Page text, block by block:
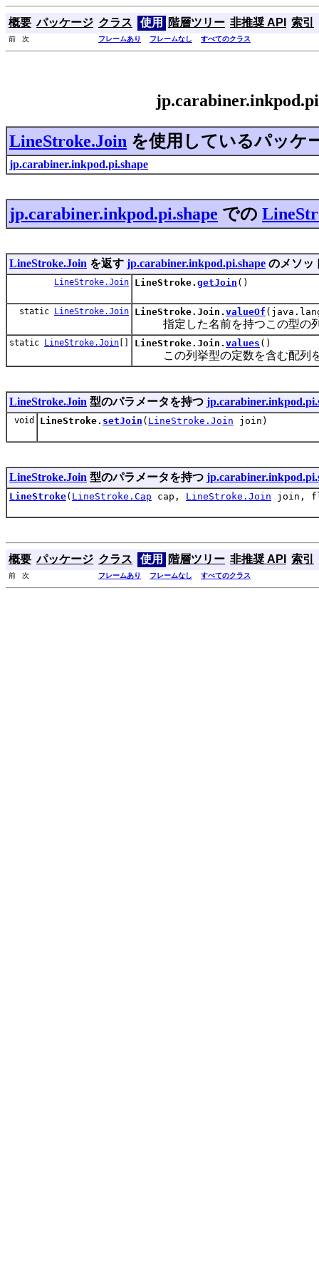
概要 パッケージ クラス 使用 階層ツリー 非推奨 API 索引
前 次 フレームあり フレームなし すべてのクラス
LineStroke.Join を使用しているパッケ
jp.carabiner.inkpod.pi.shape
jp.carabiner.inkpod.pi.shape での
LineStroke.Join を返す jp.carabiner.inkpod.pi.shape のメソッ
LineStroke.Join LineStroke. getJoin ()
static LineStroke.Join LineStroke.Join. valueOf
指定した名前を持つこの型の列
static LineStroke.Join [] LineStroke.Join. values ()
この列挙型の定数を含む配列を
LineStroke.Join 型のパラメータを持つ
void LineStroke. setJoin ( LineStroke.Join join)
LineStroke.Join 型のパラメータを持つ
LineStroke( LineStroke.Cap cap, LineStroke.Join join,
概要 パッケージ クラス 使用 階層ツリー 非推奨 API 索引
前 次 フレームあり フレームなし すべてのクラス